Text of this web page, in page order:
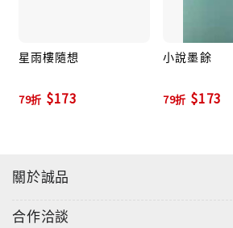
星雨樓隨想
79折 $173
小說墨餘
79折 $173
關於誠品
合作洽談